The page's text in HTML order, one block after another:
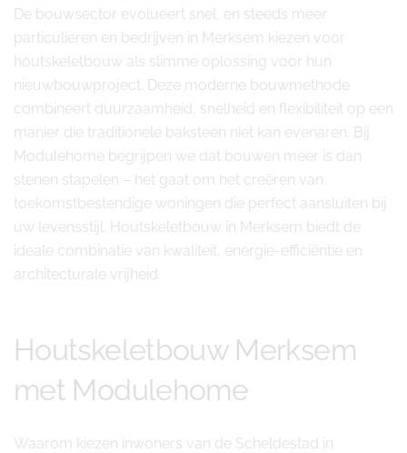
De bouwsector evolueert snel, en steeds meer
particulieren en bedrijven in Merksem kiezen voor
houtskeletbouw als slimme oplossing voor hun
nieuwbouwproject. Deze moderne bouwmethode
combineert duurzaamheid, snelheid en flexibiliteit op een
manier die traditionele baksteen niet kan evenaren. Bij
Modulehome begrijpen we dat bouwen meer is dan
stenen stapelen – het gaat om het creëren van
toekomstbestendige woningen die perfect aansluiten bij
uw levensstijl. Houtskeletbouw in Merksem biedt de
ideale combinatie van kwaliteit, energie-efficiëntie en
architecturale vrijheid.
Houtskeletbouw Merksem
met Modulehome
Waarom kiezen inwoners van de Scheldestad in